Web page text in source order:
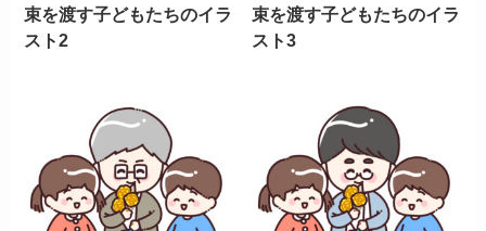
束を渡す子どもたちのイラ
スト2
束を渡す子どもたちのイラ
スト3